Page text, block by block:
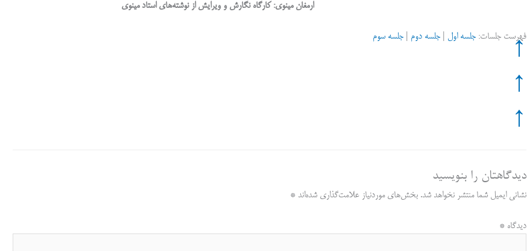
m
pp
nk
ارمغان مینوی: کارگاه نگارش و ویرایش از نوشته‌های استاد مینوی
فهرست جلسات:جلسه اول |جلسه دوم |جلسه سوم
↑
↑
↑
دیدگاهتان را بنویسید
نشانی ایمیل شما منتشر نخواهد شد. بخش‌های موردنیاز علامت‌گذاری شده‌اند*
دیدگاه*